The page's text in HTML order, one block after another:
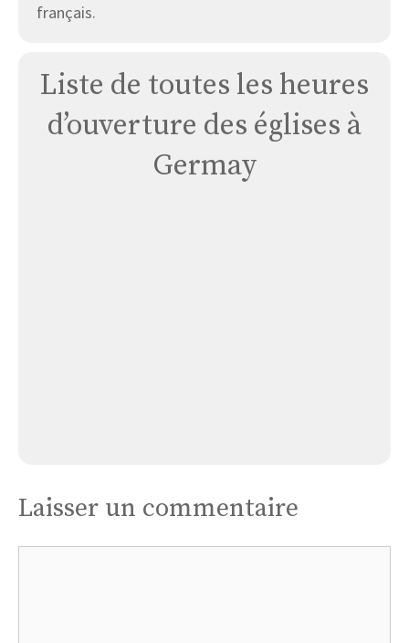
français.
Liste de toutes les heures
d’ouverture des églises à
Germay
Laisser un commentaire